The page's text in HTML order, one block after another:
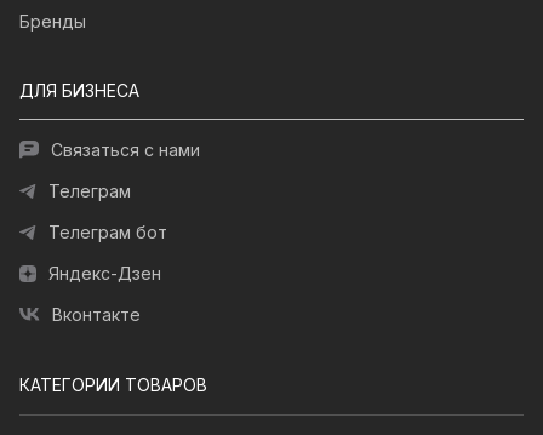
Бренды
ДЛЯ БИЗНЕСА
Связаться с нами
Телеграм
Телеграм бот
Яндекс-Дзен
Вконтакте
КАТЕГОРИИ ТОВАРОВ